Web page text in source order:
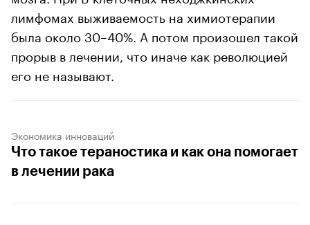
лимфомах выживаемость на химиотерапии
была около 30–40%. А потом произошел такой
прорыв в лечении, что иначе как революцией
его не называют.
Экономика инноваций
Что такое тераностика и как она помогает
в лечении рака